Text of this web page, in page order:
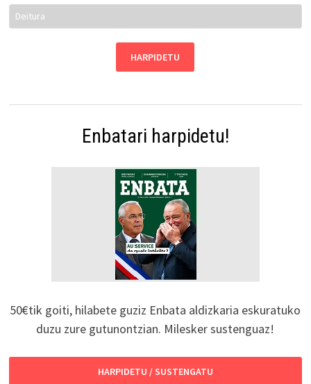
Enbatari harpidetu!
50€tik goiti, hilabete guziz Enbata aldizkaria eskuratuko
duzu zure gutunontzian. Milesker sustenguaz!
HARPIDETU / SUSTENGATU